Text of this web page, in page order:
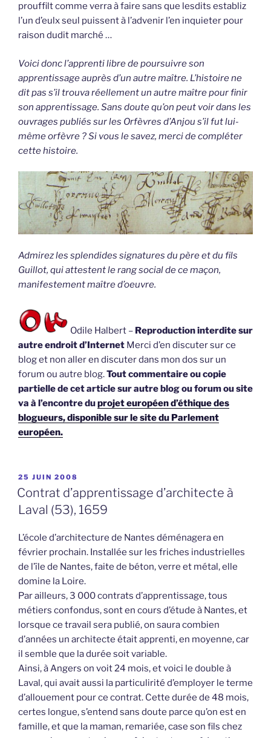
prouffilt comme verra à faire sans que lesdits establiz
l’un d’eulx seul puissent à l’advenir l’en inquieter pour
raison dudit marché …
Voici donc l’apprenti libre de poursuivre son
apprentissage auprès d’un autre maître. L’histoire ne
dit pas s’il trouva réellement un autre maître pour finir
son apprentissage. Sans doute qu’on peut voir dans les
ouvrages publiés sur les Orfèvres d’Anjou s’il fut lui-
même orfèvre ? Si vous le savez, merci de compléter
cette histoire.
Admirez les splendides signatures du père et du fils
Guillot, qui attestent le rang social de ce maçon,
manifestement maître d’oeuvre.
Odile Halbert – Reproduction interdite sur
autre endroit d’Internet Merci d’en discuter sur ce
blog et non aller en discuter dans mon dos sur un
forum ou autre blog.Tout commentaire ou copie
partielle de cet article sur autre blog ou forum ou site
va à l’encontre duprojet européen d’éthique des
blogueurs, disponible sur le site du Parlement
européen.
PUBLIÉ
LE
25 JUIN 2008
Contrat d’apprentissage d’architecte à
Laval (53), 1659
L’école d’architecture de Nantes déménagera en
février prochain. Installée sur les friches industrielles
de l’île de Nantes, faite de béton, verre et métal, elle
domine la Loire.
Par ailleurs, 3 000 contrats d’apprentissage, tous
métiers confondus, sont en cours d’étude à Nantes, et
lorsque ce travail sera publié, on saura combien
d’années un architecte était apprenti, en moyenne, car
il semble que la durée soit variable.
Ainsi, à Angers on voit 24 mois, et voici le double à
Laval, qui avait aussi la particulirité d’employer le terme
d’allouement pour ce contrat. Cette durée de 48 mois,
certes longue, s’entend sans doute parce qu’on est en
famille, et que la maman, remariée, case son fils chez